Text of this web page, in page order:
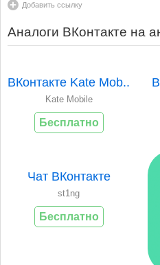
Добавить ссылку
Аналоги ВКонтакте на
ВКонтакте Kate Mob..
Kate Mobile
Бесплатно
Чат ВКонтакте
st1ng
Бесплатно